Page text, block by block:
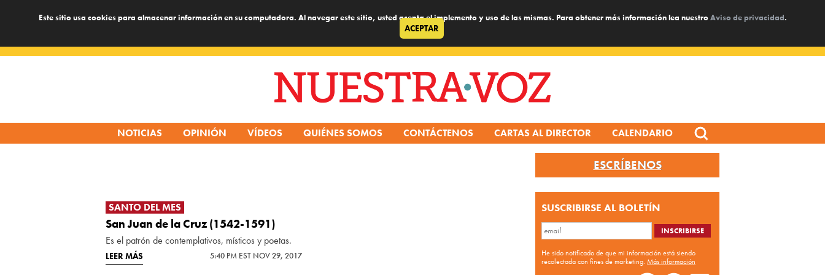
Este sitio usa cookies para almacenar información en su computadora. Al navegar este sitio, usted acepta el implemento y uso de las mismas. Para obtener más información lea nuestroAviso de privacidad.
ACEPTAR
NOTICIAS OPINIÓN VÍDEOS QUIÉNES SOMOS CONTÁCTENOS CARTAS AL DIRECTOR CALENDARIO
Search
for:
SANTO DEL MES
San Juan de la Cruz (1542-1591)
Es el patrón de contemplativos, místicos y poetas.
LEER MÁS 5:40 PM EST NOV 29, 2017
ESCRÍBENOS
SUSCRIBIRSE AL BOLETÍN
He sido notificado de que mi información está siendo
recolectada con fines de marketing. Más información